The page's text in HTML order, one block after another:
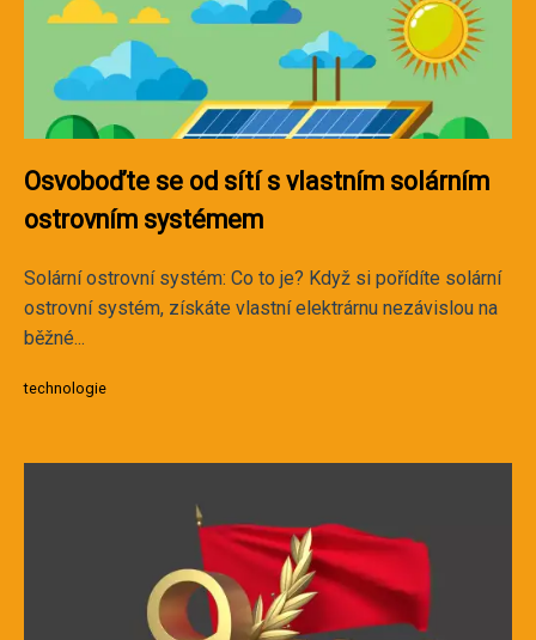
Osvoboďte se od sítí s vlastním solárním
ostrovním systémem
Solární ostrovní systém: Co to je? Když si pořídíte solární
ostrovní systém, získáte vlastní elektrárnu nezávislou na
běžné...
technologie